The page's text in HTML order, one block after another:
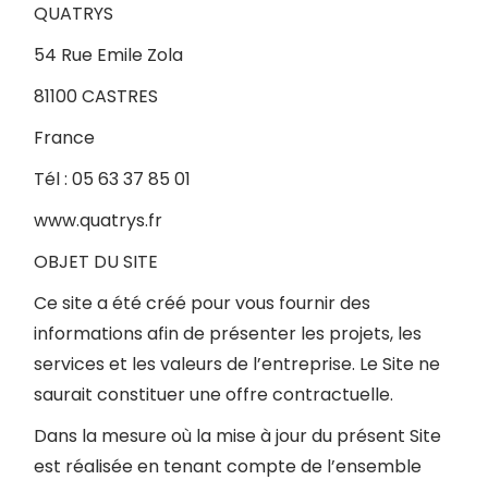
QUATRYS
54 Rue Emile Zola
81100 CASTRES
France
Tél : 05 63 37 85 01
www.quatrys.fr
OBJET DU SITE
Ce site a été créé pour vous fournir des
informations afin de présenter les projets, les
services et les valeurs de l’entreprise. Le Site ne
saurait constituer une offre contractuelle.
Dans la mesure où la mise à jour du présent Site
est réalisée en tenant compte de l’ensemble